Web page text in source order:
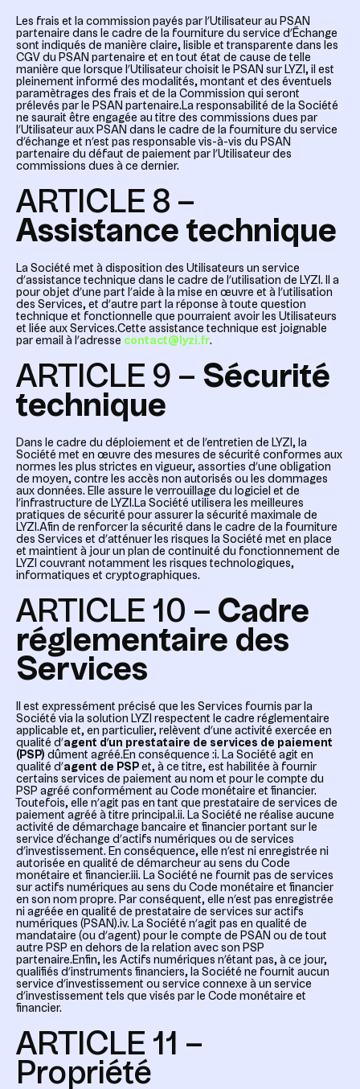
Les frais et la commission payés par l’Utilisateur au PSAN
partenaire dans le cadre de la fourniture du service d’Échange
sont indiqués de manière claire, lisible et transparente dans les
CGV du PSAN partenaire et en tout état de cause de telle
manière que lorsque l’Utilisateur choisit le PSAN sur LYZI, il est
pleinement informé des modalités, montant et des éventuels
paramètrages des frais et de la Commission qui seront
prélevés par le PSAN partenaire.La responsabilité de la Société
ne saurait être engagée au titre des commissions dues par
l’Utilisateur aux PSAN dans le cadre de la fourniture du service
d’échange et n’est pas responsable vis-à-vis du PSAN
partenaire du défaut de paiement par l’Utilisateur des
commissions dues à ce dernier.
ARTICLE 8 –
Assistance technique
La Société met à disposition des Utilisateurs un service
d’assistance technique dans le cadre de l’utilisation de LYZI. Il a
pour objet d’une part l’aide à la mise en œuvre et à l’utilisation
des Services, et d’autre part la réponse à toute question
technique et fonctionnelle que pourraient avoir les Utilisateurs
et liée aux Services.Cette assistance technique est joignable
par email à l’adresse contact@lyzi.fr.
ARTICLE 9 – Sécurité
technique
Dans le cadre du déploiement et de l’entretien de LYZI, la
Société met en œuvre des mesures de sécurité conformes aux
normes les plus strictes en vigueur, assorties d’une obligation
de moyen, contre les accès non autorisés ou les dommages
aux données. Elle assure le verrouillage du logiciel et de
l’infrastructure de LYZI.La Société utilisera les meilleures
pratiques de sécurité pour assurer la sécurité maximale de
LYZI.Afin de renforcer la sécurité dans le cadre de la fourniture
des Services et d’atténuer les risques la Société met en place
et maintient à jour un plan de continuité du fonctionnement de
LYZI couvrant notamment les risques technologiques,
informatiques et cryptographiques.
ARTICLE 10 – Cadre
réglementaire des
Services
Il est expressément précisé que les Services fournis par la
Société via la solution LYZI respectent le cadre réglementaire
applicable et, en particulier, relèvent d’une activité exercée en
qualité d’agent d’un prestataire de services de paiement
(PSP) dûment agréé.En conséquence :i. La Société agit en
qualité d’agent de PSP et, à ce titre, est habilitée à fournir
certains services de paiement au nom et pour le compte du
PSP agréé conformément au Code monétaire et financier.
Toutefois, elle n’agit pas en tant que prestataire de services de
paiement agréé à titre principal.ii. La Société ne réalise aucune
activité de démarchage bancaire et financier portant sur le
service d’échange d’actifs numériques ou de services
d’investissement. En conséquence, elle n’est ni enregistrée ni
autorisée en qualité de démarcheur au sens du Code
monétaire et financier.iii. La Société ne fournit pas de services
sur actifs numériques au sens du Code monétaire et financier
en son nom propre. Par conséquent, elle n’est pas enregistrée
ni agréée en qualité de prestataire de services sur actifs
numériques (PSAN).iv. La Société n’agit pas en qualité de
mandataire (ou d’agent) pour le compte de PSAN ou de tout
autre PSP en dehors de la relation avec son PSP
partenaire.Enfin, les Actifs numériques n’étant pas, à ce jour,
qualifiés d’instruments financiers, la Société ne fournit aucun
service d’investissement ou service connexe à un service
d’investissement tels que visés par le Code monétaire et
financier.
ARTICLE 11 –
Propriété